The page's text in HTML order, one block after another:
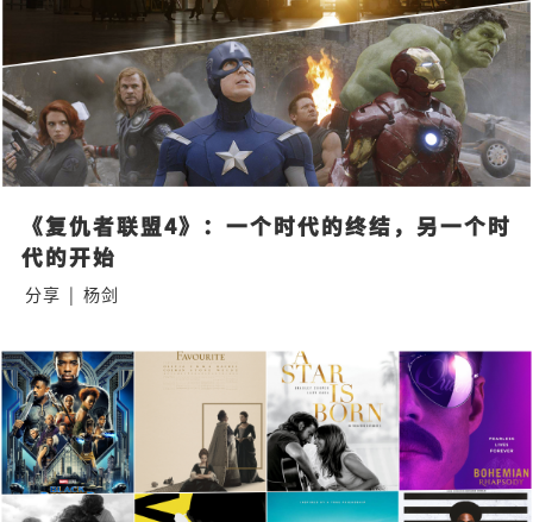
《复仇者联盟4》：一个时代的终结，另一个时
代的开始
分享 | 杨剑